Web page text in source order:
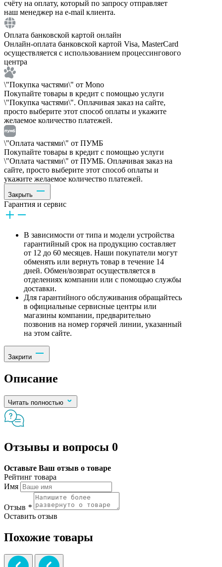
счёту на оплату, который по запросу отправляет
наш менеджер на e-mail клиента.
Оплата банковской картой онлайн
Онлайн-оплата банковской картой Visa, MasterCard
осуществляется с использованием процессингового
центра
\"Покупка частями\" от Mono
Покупайте товары в кредит с помощью услуги
\"Покупка частями\". Оплачивая заказ на сайте,
просто выберите этот способ оплаты и укажите
желаемое количество платежей.
\"Оплата частями\" от ПУМБ
Покупайте товары в кредит с помощью услуги
\"Оплата частями\" от ПУМБ. Оплачивая заказ на
сайте, просто выберите этот способ оплаты и
укажите желаемое количество платежей.
Закрыть
Гарантия и сервис
В зависимости от типа и модели устройства
гарантийный срок на продукцию составляет
от 12 до 60 месяцев. Наши покупатели могут
обменять или вернуть товар в течение 14
дней. Обмен/возврат осуществляется в
отделениях компании или с помощью службы
доставки.
Для гарантийного обслуживания обращайтесь
в официальные сервисные центры или
магазины компании, предварительно
позвонив на номер горячей линии, указанный
на этом сайте.
Закрити
Описание
Читать полностью
Отзывы и вопросы 0
Оставьте Ваш отзыв о товаре
Рейтинг товара
Имя
Отзыв *
Оставить отзыв
Похожие товары